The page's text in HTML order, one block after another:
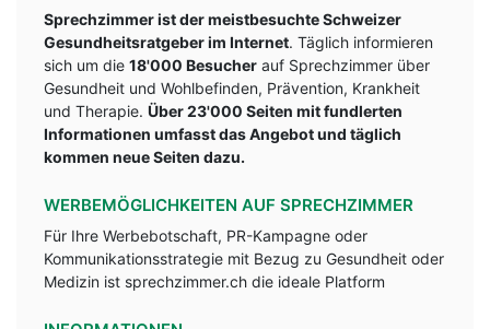
Sprechzimmer ist der meistbesuchte Schweizer
Gesundheitsratgeber im Internet. Täglich informieren
sich um die 18'000 Besucher auf Sprechzimmer über
Gesundheit und Wohlbefinden, Prävention, Krankheit
und Therapie. Über 23'000 Seiten mit fundlerten
Informationen umfasst das Angebot und täglich
kommen neue Seiten dazu.
WERBEMÖGLICHKEITEN AUF SPRECHZIMMER
Für Ihre Werbebotschaft, PR-Kampagne oder
Kommunikationsstrategie mit Bezug zu Gesundheit oder
Medizin ist sprechzimmer.ch die ideale Platform